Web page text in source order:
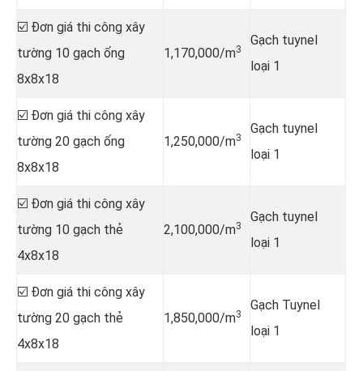
☑️ Đơn giá thi công xây
tường 10 gạch ống
8x8x18
1,170,000/m3
Gạch tuynel
loại 1
☑️ Đơn giá thi công xây
tường 20 gạch ống
8x8x18
1,250,000/m3
Gạch tuynel
loại 1
☑️ Đơn giá thi công xây
tường 10 gạch thẻ
4x8x18
2,100,000/m3
Gạch tuynel
loại 1
☑️ Đơn giá thi công xây
tường 20 gạch thẻ
4x8x18
1,850,000/m3
Gạch Tuynel
loại 1